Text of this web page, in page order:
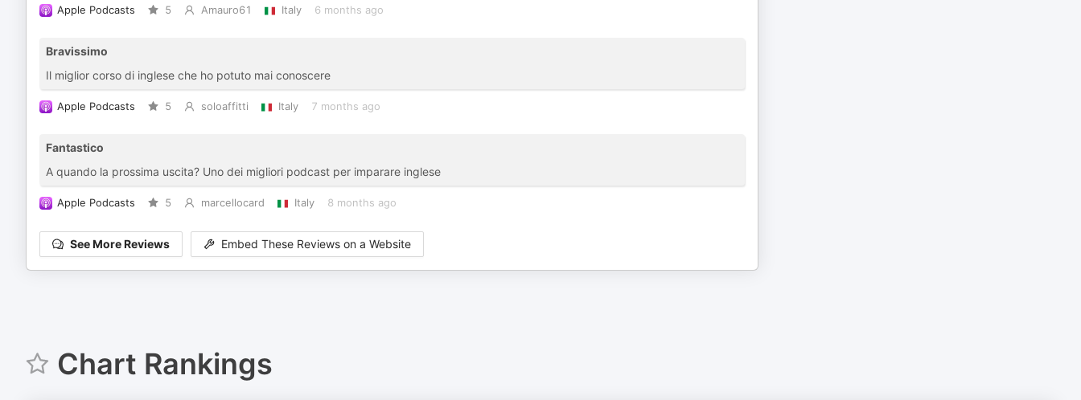
Apple Podcasts 5 Amauro61 Italy 6 months ago
Bravissimo
Il miglior corso di inglese che ho potuto mai conoscere
Apple Podcasts 5 soloaffitti Italy 7 months ago
Fantastico
A quando la prossima uscita? Uno dei migliori podcast per imparare inglese
Apple Podcasts 5 marcellocard Italy 8 months ago
See More Reviews Embed These Reviews on a Website
Chart Rankings